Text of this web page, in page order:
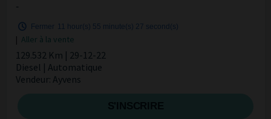
-
Fermer 11 hour(s) 55 minute(s) 27 second(s)
| Aller à la vente
129.532 Km | 29-12-22
Diesel | Automatique
Vendeur: Ayvens